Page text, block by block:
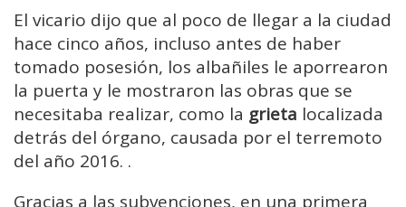
El vicario dijo que al poco de llegar a la ciudad
hace cinco años, incluso antes de haber
tomado posesión, los albañiles le aporrearon
la puerta y le mostraron las obras que se
necesitaba realizar, como la grieta localizada
detrás del órgano, causada por el terremoto
del año 2016. .
Gracias a las subvenciones, en una primera